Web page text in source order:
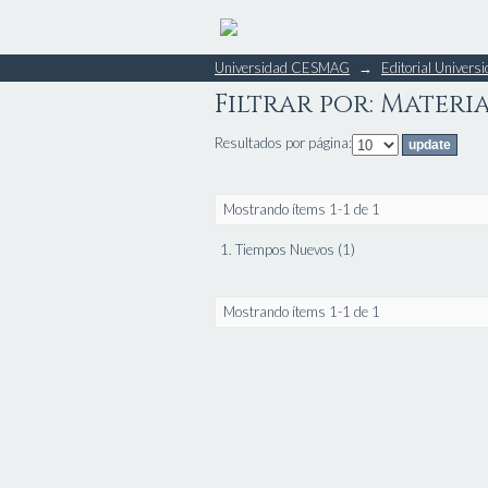
Filtrar por:
Universidad CESMAG → Editorial
Filtrar por:
Resultados por página:
Mostrando ítems 1-1 de 1
1. Tiempos Nuevos (1)
Mostrando ítems 1-1 de 1